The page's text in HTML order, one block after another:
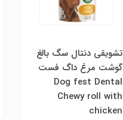
تشویقی دنتال سگ بالغ
گوشت مرغ داگ فست
Dog fest Dental
Chewy roll with
chicken